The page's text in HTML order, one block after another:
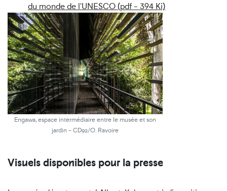
Engawa, espace intermédiaire entre le musée et son
jardin - CD92/O. Ravoire
du monde de l'UNESCO (pdf - 394 Ki)
Visuels disponibles pour la presse